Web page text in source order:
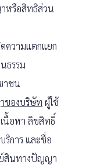
หรือสิทธิส่วน
ความแตกแยก
ธรรม
าชน
ของบริษัท ผู้ใช้
นื้อหา ลิขสิทธิ์
ริการ และชื่อ
ย์สินทางปัญญา